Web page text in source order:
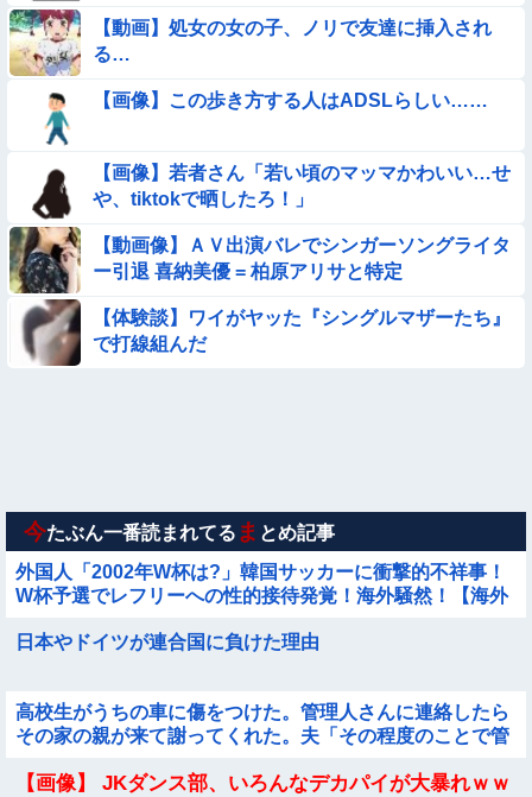
【画像】女子高生「え待って、パパが隣りの車両いる。。。」
【動画】韓国アイドルさん、ヱチヱチ限界点を超えてしまう
【悲報】イッヌさん、飼い主の『レズプレイ』を見てドン引
【動画】アンドロイドみたいな女子小学生が発見される
【画像】夏のバイクがヤバすぎるｗｗｗｗｗ
【動画像】飛行機に『水銀』を持ち込めない理由がこれ【→】
【動画】処女の女の子、ノリで友達に挿入され
る…
【画像】この歩き方する人はADSLらしい……
【画像】若者さん「若い頃のマッマかわいい…せ
や、tiktokで晒したろ！」
【動画像】ＡＶ出演バレでシンガーソングライタ
ー引退 喜納美優 = 柏原アリサと特定
【体験談】ワイがヤッた『シングルマザーたち』
で打線組んだ
今たぶん一番読まれてる ま とめ記事
外国人「2002年W杯は?」韓国サッカーに衝撃的不祥事！
W杯予選でレフリーへの性的接待発覚！海外騒然！【海外
日本やドイツが連合国に負けた理由
高校生がうちの車に傷をつけた。管理人さんに連絡したら
その家の親が来て謝ってくれた。夫「その程度のことで管
【画像】 JKダンス部、いろんなデカパイが大暴れｗｗ